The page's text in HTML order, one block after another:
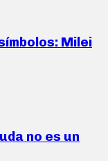
Milei
no es un